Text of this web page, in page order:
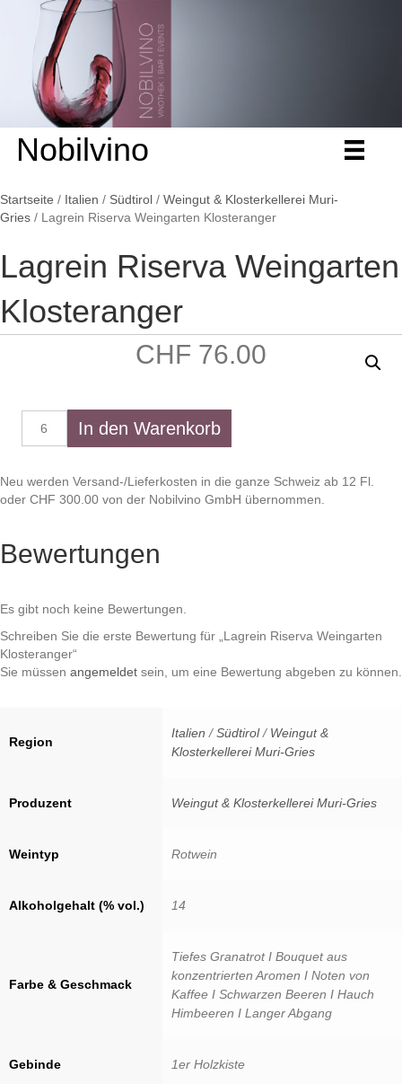
Nobilvino
Startseite / Italien / Südtirol / Weingut & Klosterkellerei Muri-
Gries / Lagrein Riserva Weingarten Klosteranger
Lagrein Riserva Weingarten
Klosteranger
Region
Italien /Südtirol/ Weingut &
Klosterkellerei Muri-Gries
Produzent Weingut & Klosterkellerei Muri-Gries
Weintyp Rotwein
Alkoholgehalt (% vol.) 14
Farbe & Geschmack
Tiefes Granatrot I Bouquet aus
konzentrierten Aromen I Noten von
Kaffee I Schwarzen Beeren I Hauch
Himbeeren I Langer Abgang
Gebinde 1er Holzkiste
Riserva
Menge
In den Warenkorb
CHF 76.00
Neu werden Versand-/Lieferkosten in die ganze Schweiz ab 12 Fl.
oder CHF 300.00 von der Nobilvino GmbH übernommen.
Bewertungen
Es gibt noch keine Bewertungen.
Schreiben Sie die erste Bewertung für „Lagrein Riserva Weingarten
Klosteranger“
Sie müssen angemeldet sein, um eine Bewertung abgeben zu können.